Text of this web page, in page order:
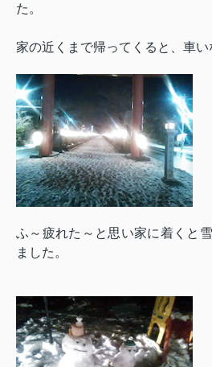
た。
家の近くまで帰ってくると、車い
ふ～疲れた～と思い家に着くと
ました。